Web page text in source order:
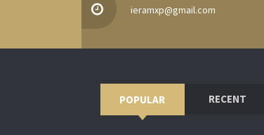
ieramxp@gmail.com
POPULAR RECENT